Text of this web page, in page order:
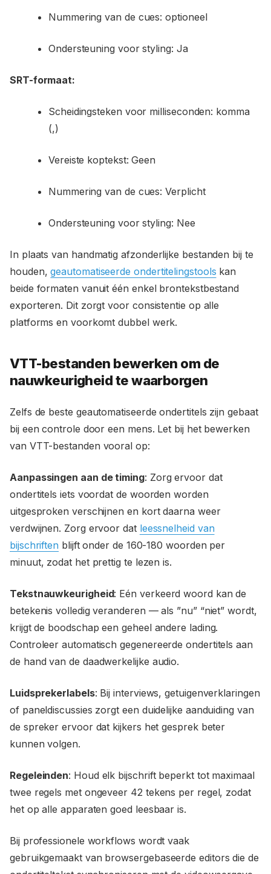
Nummering van de cues: optioneel
Ondersteuning voor styling: Ja
SRT-formaat:
Scheidingsteken voor milliseconden: komma
(,)
Vereiste koptekst: Geen
Nummering van de cues: Verplicht
Ondersteuning voor styling: Nee
In plaats van handmatig afzonderlijke bestanden bij te
houden,geautomatiseerde ondertitelingstools kan
beide formaten vanuit één enkel brontekstbestand
exporteren. Dit zorgt voor consistentie op alle
platforms en voorkomt dubbel werk.
VTT-bestanden bewerken om de
nauwkeurigheid te waarborgen
Zelfs de beste geautomatiseerde ondertitels zijn gebaat
bij een controle door een mens. Let bij het bewerken
van VTT-bestanden vooral op:
Aanpassingen aan de timing: Zorg ervoor dat
ondertitels iets voordat de woorden worden
uitgesproken verschijnen en kort daarna weer
verdwijnen. Zorg ervoor dat leessnelheid van
bijschriften blijft onder de 160-180 woorden per
minuut, zodat het prettig te lezen is.
Tekstnauwkeurigheid: Eén verkeerd woord kan de
betekenis volledig veranderen — als ”nu” “niet” wordt,
krijgt de boodschap een geheel andere lading.
Controleer automatisch gegenereerde ondertitels aan
de hand van de daadwerkelijke audio.
Luidsprekerlabels: Bij interviews, getuigenverklaringen
of paneldiscussies zorgt een duidelijke aanduiding van
de spreker ervoor dat kijkers het gesprek beter
kunnen volgen.
Regeleinden: Houd elk bijschrift beperkt tot maximaal
twee regels met ongeveer 42 tekens per regel, zodat
het op alle apparaten goed leesbaar is.
Bij professionele workflows wordt vaak
gebruikgemaakt van browsergebaseerde editors die de